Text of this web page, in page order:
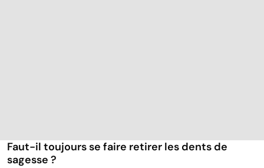
Faut-il toujours se faire retirer les dents de
sagesse ?